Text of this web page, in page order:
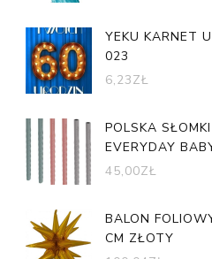
YEKU KARNET
023
6,23ZŁ
POLSKA
EVERYDAY
45,00ZŁ
BALON
CM ZŁOTY